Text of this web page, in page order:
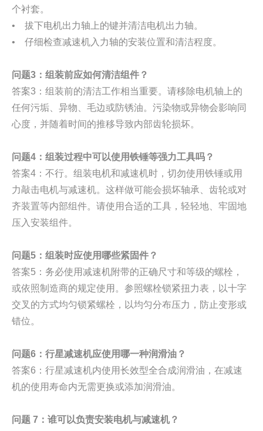
个衬套。
• 拔下电机出力轴上的键并清洁电机出力轴。
• 仔细检查减速机入力轴的安装位置和清洁程度。
问题3：组装前应如何清洁组件？
答案3：组装前的清洁工作相当重要。请移除电机轴上的
任何污垢、异物、毛边或防锈油。污染物或异物会影响同
心度，并随着时间的推移导致内部齿轮损坏。
问题4：组装过程中可以使用铁锤等强力工具吗？
答案4：不行。组装电机和减速机时，切勿使用铁锤或用
力敲击电机与减速机。这样做可能会损坏轴承、齿轮或对
齐装置等内部组件。请使用合适的工具，轻轻地、牢固地
压入安装组件。
问题5：组装时应使用哪些紧固件？
答案5：务必使用减速机附带的正确尺寸和等级的螺栓，
或依照制造商的规定使用。参照螺栓锁紧扭力表，以十字
交叉的方式均匀锁紧螺栓，以均匀分布压力，防止变形或
错位。
问题6：行星减速机应使用哪一种润滑油？
答案6：行星减速机内使用长效型全合成润滑油，在减速
机的使用寿命内无需更换或添加润滑油。
问题 7：谁可以负责安装电机与减速机？